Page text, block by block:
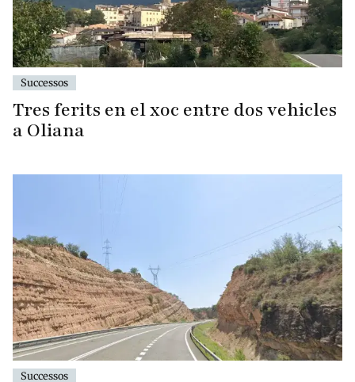
Successos
Tres ferits en el xoc entre dos vehicles
a Oliana
Successos